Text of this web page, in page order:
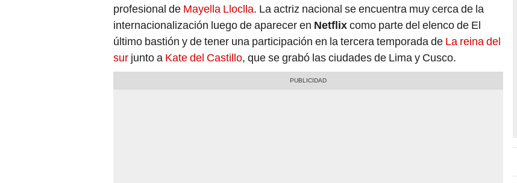
profesional de Mayella Lloclla. La actriz nacional se encuentra muy cerca de la
internacionalización luego de aparecer en Netflixcomo parte del elenco de El
último bastión y de tener una participación en la tercera temporada de La reina del
sur junto a Kate del Castillo, que se grabó las ciudades de Lima y Cusco.